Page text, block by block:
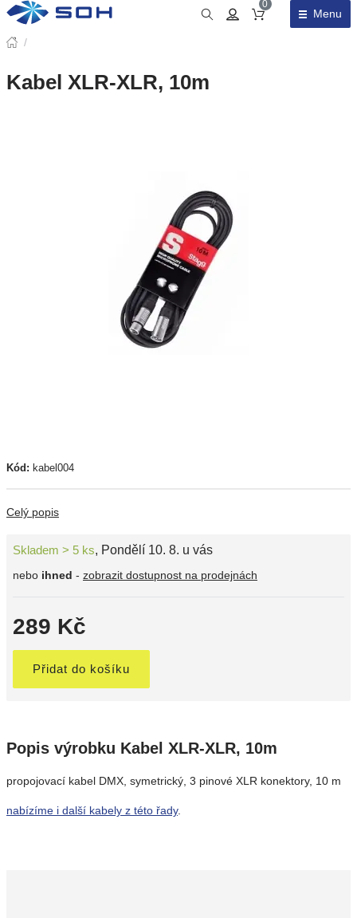
Obsah košíku
0
Menu
/
Kabel XLR-XLR, 10m
Kód: kabel004
Celý popis
Skladem > 5 ks, Pondělí 10. 8. u vás
nebo ihned - zobrazit dostupnost na prodejnách
289 Kč
Přidat do košíku
Popis výrobku Kabel XLR-XLR, 10m
propojovací kabel DMX, symetrický, 3 pinové XLR konektory, 10 m
nabízíme i další kabely z této řady.